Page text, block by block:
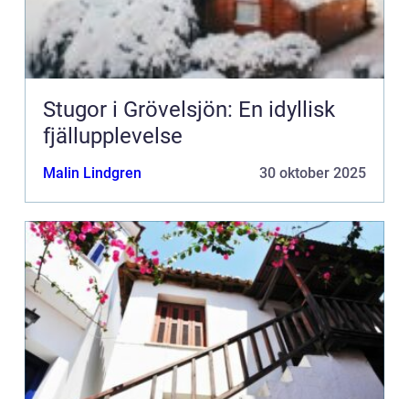
Stugor i Grövelsjön: En idyllisk
fjällupplevelse
Malin Lindgren 30 oktober 2025